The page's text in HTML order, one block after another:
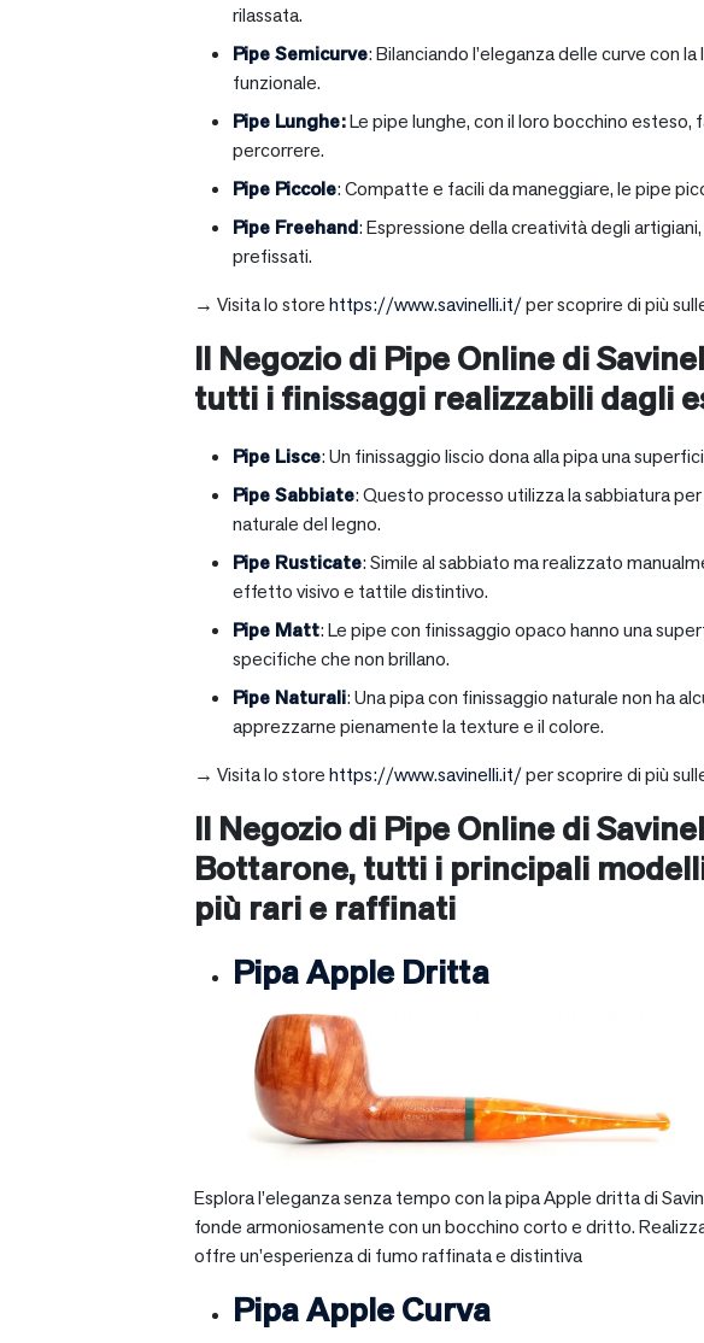
rilassata.
Pipe Semicurve: Bilanciando l’eleganza delle curve con
funzionale.
Pipe Lunghe:Le pipe lunghe, con il loro bocchino
percorrere.
Pipe Piccole: Compatte e facili da maneggiare, le pipe
Pipe Freehand: Espressione della creatività degli
prefissati.
→ Visita lo storehttps://www.savinelli.it/per scoprire di più
Il Negozio di Pipe Online di
tutti i finissaggi realizzabili dagli
Pipe Lisce: Un finissaggio liscio dona alla pipa una
Pipe Sabbiate: Questo processo utilizza la sabbiatura
naturale del legno.
Pipe Rusticate: Simile al sabbiato ma realizzato
effetto visivo e tattile distintivo.
Pipe Matt: Le pipe con finissaggio opaco hanno una
specifiche che non brillano.
Pipe Naturali: Una pipa con finissaggio naturale non ha
apprezzarne pienamente la texture e il colore.
→ Visita lo storehttps://www.savinelli.it/per scoprire di più
Il Negozio di Pipe Online di
Bottarone, tutti i principali
più rari e raffinati
Pipa Apple Dritta
Esplora l’eleganza senza tempo con la pipa Apple dritta di
fonde armoniosamente con un bocchino corto e dritto.
offre un’esperienza di fumo raffinata e distintiva
Pipa Apple Curva